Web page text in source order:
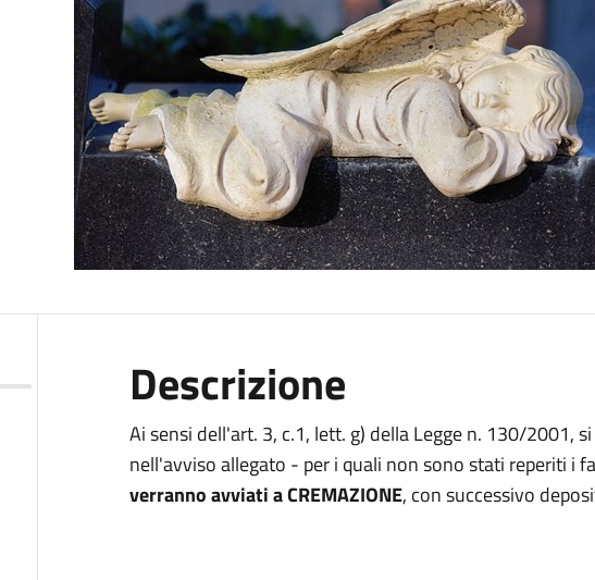
Descrizione
Ai sensi dell'art. 3, c.1, lett. g) della Legge n. 130/2001,
nell'avviso allegato - per i quali non sono stati reperiti i
verranno avviati a CREMAZIONE, con successivo